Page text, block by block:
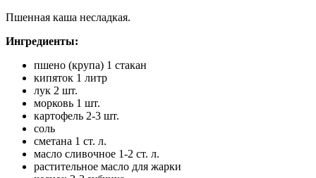
Пшенная каша несладкая.
Ингредиенты:
пшено (крупа) 1 стакан
кипяток 1 литр
лук 2 шт.
морковь 1 шт.
картофель 2-3 шт.
соль
сметана 1 ст. л.
масло сливочное 1-2 ст. л.
растительное масло для жарки